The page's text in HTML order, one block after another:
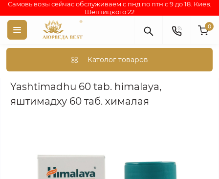
Самовывозы сейчас обслуживаем с пнд по птн с 9 до 18. Киев,
Шептицкого 22
0
Католог товаров
Аюрведа каталог индийских товаров АЮРВЕДИЧЕСКИЕ
Yashtimadhu 60 tab. himalaya,
яштимадху 60 таб. хималая